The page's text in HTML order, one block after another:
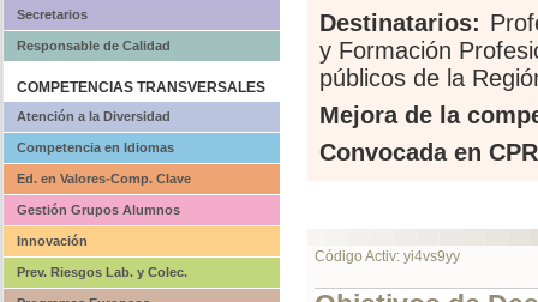
Secretarios
Responsable de Calidad
COMPETENCIAS TRANSVERSALES
Atención a la Diversidad
Competencia en Idiomas
Ed. en Valores-Comp. Clave
Gestión Grupos Alumnos
Innovación
Prev. Riesgos Lab. y Colec.
Destinatarios:
y Formación
públicos de la
Mejora de la
Convocada en
Código Activ: yi4vs9yy